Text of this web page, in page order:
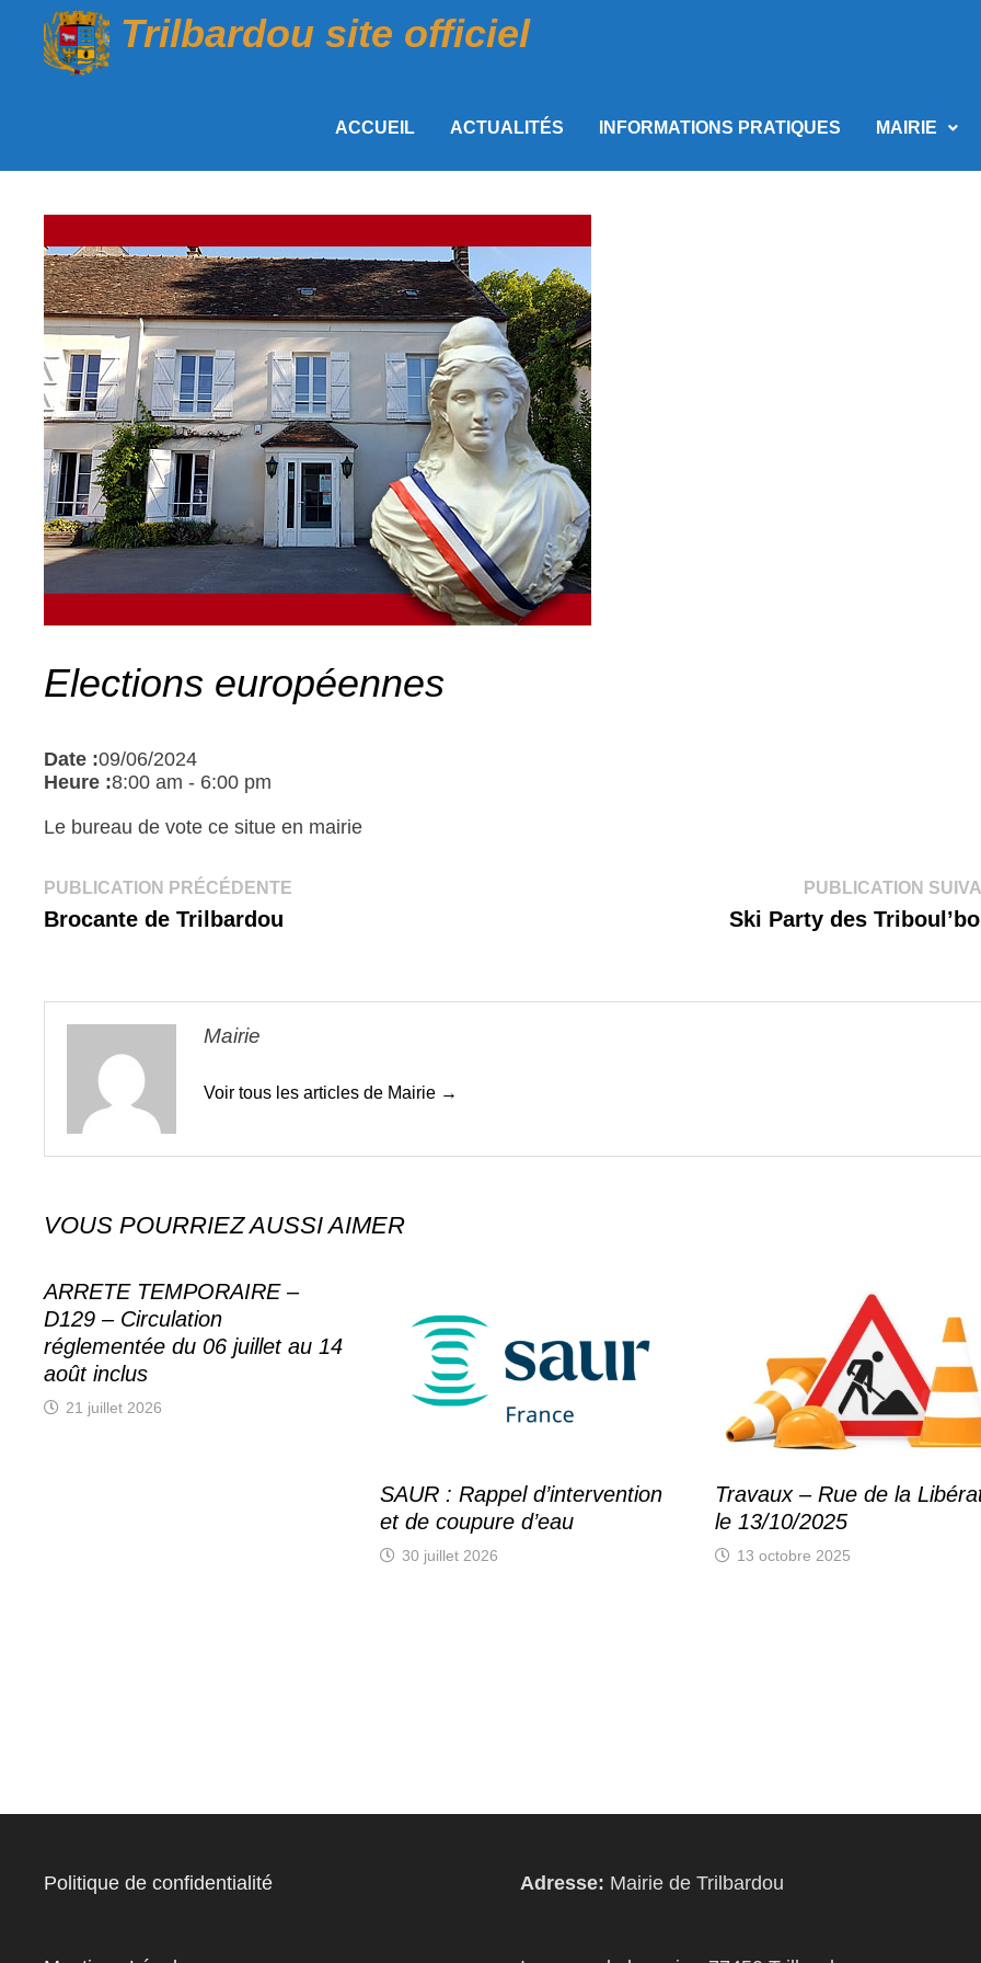
Passer
contenu
Trilbardou site officiel
ACCUEIL ACTUALITÉS INFORMATIONS PRATIQUES MAIRIE
Elections européennes
Date :09/06/2024
Heure :8:00 am - 6:00 pm
Le bureau de vote ce situe en mairie
Navigation
de
PUBLICATION PRÉCÉDENTE
Brocante de Trilbardou
PUBLICATION
Ski Party des
Mairie
Voir tous les articles de Mairie →
VOUS POURRIEZ AUSSI AIMER
ARRETE TEMPORAIRE –
D129 – Circulation
réglementée du 06 juillet au 14
août inclus
21 juillet 2026
SAUR : Rappel d’intervention
et de coupure d’eau
30 juillet 2026
Travaux – Rue de la
le 13/10/2025
13 octobre 2025
Politique de confidentialité Adresse: Mairie de Trilbardou